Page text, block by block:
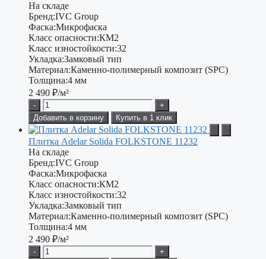
На складе
Бренд:IVC Group
Фаска:Микрофаска
Класс опасности:КМ2
Класс изностойкости:32
Укладка:Замковый тип
Материал:Каменно-полимерный композит (SPC)
Толщина:4 мм
2 490 ₽/м²
-
+
Добавить в корзину
Купить в 1 клик
Плитка Adelar Solida FOLKSTONE 11232
На складе
Бренд:IVC Group
Фаска:Микрофаска
Класс опасности:КМ2
Класс изностойкости:32
Укладка:Замковый тип
Материал:Каменно-полимерный композит (SPC)
Толщина:4 мм
2 490 ₽/м²
-
+